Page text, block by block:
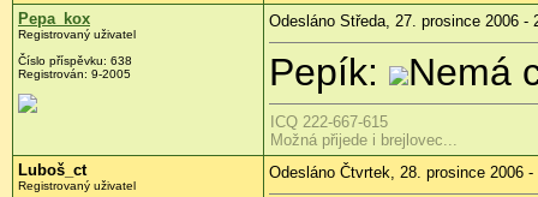
Pepa_kox
Registrovaný uživatel
Číslo příspěvku: 638
Registrován: 9-2005
Odesláno Středa, 27. prosince 2006 -
Pepík: Nemá
ICQ 222-667-615
Možná přijede i brejlovec...
Luboš_ct
Registrovaný uživatel
Odesláno Čtvrtek, 28. prosince 2006 -